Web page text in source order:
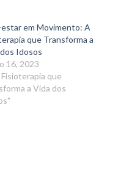
em Movimento: A
que Transforma a
Idosos
16, 2023
Fisioterapia que
a Vida dos